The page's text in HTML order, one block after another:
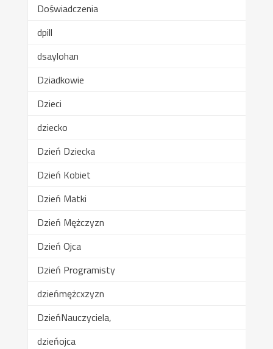
Doświadczenia
dpill
dsaylohan
Dziadkowie
Dzieci
dziecko
Dzień Dziecka
Dzień Kobiet
Dzień Matki
Dzień Mężczyzn
Dzień Ojca
Dzień Programisty
dzieńmężcxzyzn
DzieńNauczyciela,
dzieńojca